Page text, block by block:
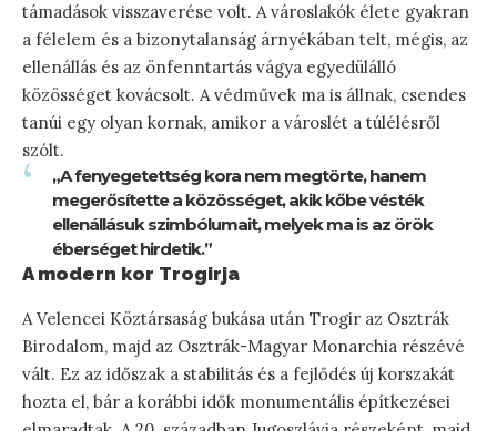
támadások visszaverése volt. A városlakók élete gyakran
a félelem és a bizonytalanság árnyékában telt, mégis, az
ellenállás és az önfenntartás vágya egyedülálló
közösséget kovácsolt. A védművek ma is állnak, csendes
tanúi egy olyan kornak, amikor a városlét a túlélésről
szólt.
„A fenyegetettség kora nem megtörte, hanem
megerősítette a közösséget, akik kőbe vésték
ellenállásuk szimbólumait, melyek ma is az örök
éberséget hirdetik.”
A modern kor Trogirja
A Velencei Köztársaság bukása után Trogir az Osztrák
Birodalom, majd az Osztrák-Magyar Monarchia részévé
vált. Ez az időszak a stabilitás és a fejlődés új korszakát
hozta el, bár a korábbi idők monumentális építkezései